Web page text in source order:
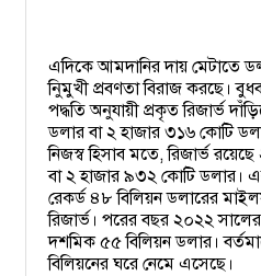
এদিকে আমদানির দায় মেটাতে
নিুমুখী প্রবণতা বিরাজ করছে।
পদ্ধতি অনুযায়ী প্রকৃত রিজার্ভ
ডলার বা ২ হাজার ৩১৬ কোটি
নিজস্ব হিসাব মতে, রিজার্ভ
বা ২ হাজার ৯৩২ কোটি
রেকর্ড ৪৮ বিলিয়ন ডলারের
রিজার্ভ। পরের বছর ২০২২
দশমিক ৫৫ বিলিয়ন ডলার।
বিলিয়নের ঘরে নেমে এসেছে।